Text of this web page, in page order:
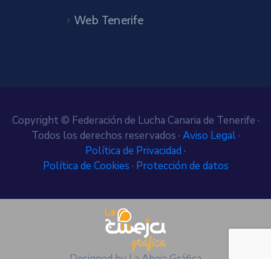
Web Tenerife
Copyright © Federación de Lucha Canaria de Tenerife ·
Todos los derechos reservados · Aviso Legal·
Política de Privacidad ·
Política de Cookies · Protección de datos